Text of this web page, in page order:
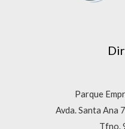
Parque
Avda. Santa Ana
Tfno.